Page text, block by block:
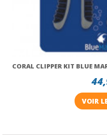
CORAL CLIPPER KIT BLUE
VOIR